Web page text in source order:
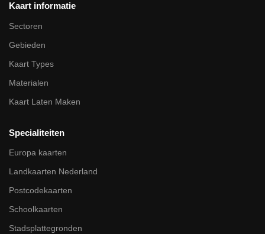
Kaart informatie
Sectoren
Gebieden
Kaart Types
Materialen
Kaart Laten Maken
Specialiteiten
Europa kaarten
Landkaarten Nederland
Postcodekaarten
Schoolkaarten
Stadsplattegronden